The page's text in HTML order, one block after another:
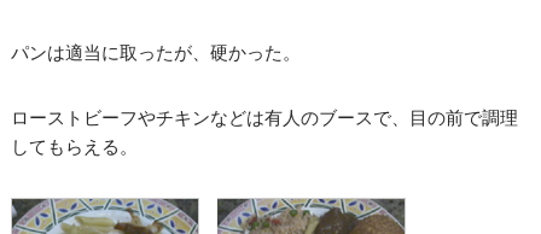
パンは適当に取ったが、硬かった。
ローストビーフやチキンなどは有人のブースで、目の前で調理
してもらえる。